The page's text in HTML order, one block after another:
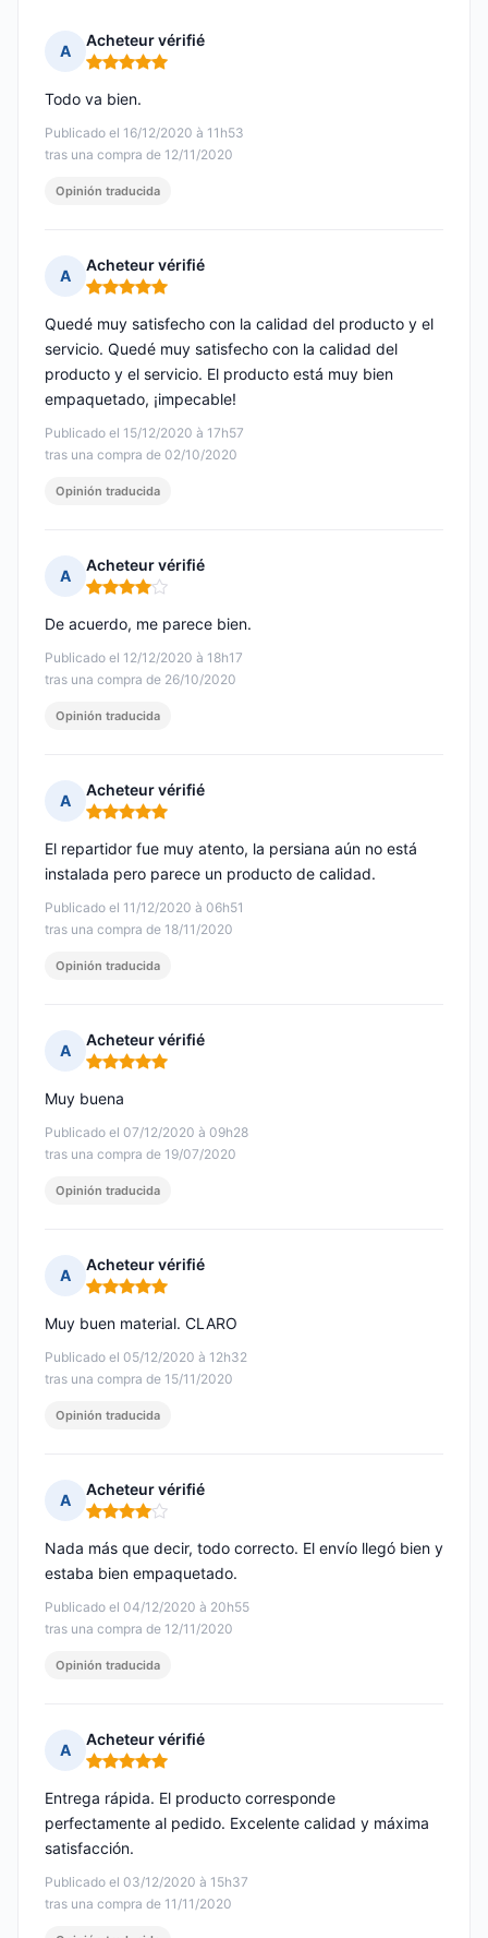
A
Acheteur vérifié
Nota: 5 de 5
Publicado el 16/12/2020 à 11h53
tras una compra de 12/11/2020
Todo va bien.
Opinión traducida
A
Acheteur vérifié
Nota: 5 de 5
Publicado el 15/12/2020 à 17h57
tras una compra de 02/10/2020
Quedé muy satisfecho con la calidad del producto y el
servicio. Quedé muy satisfecho con la calidad del
producto y el servicio. El producto está muy bien
empaquetado, ¡impecable!
Opinión traducida
A
Acheteur vérifié
Nota: 4 de 5
Publicado el 12/12/2020 à 18h17
tras una compra de 26/10/2020
De acuerdo, me parece bien.
Opinión traducida
A
Acheteur vérifié
Nota: 5 de 5
Publicado el 11/12/2020 à 06h51
tras una compra de 18/11/2020
El repartidor fue muy atento, la persiana aún no está
instalada pero parece un producto de calidad.
Opinión traducida
A
Acheteur vérifié
Nota: 5 de 5
Publicado el 07/12/2020 à 09h28
tras una compra de 19/07/2020
Muy buena
Opinión traducida
A
Acheteur vérifié
Nota: 5 de 5
Publicado el 05/12/2020 à 12h32
tras una compra de 15/11/2020
Muy buen material. CLARO
Opinión traducida
A
Acheteur vérifié
Nota: 4 de 5
Publicado el 04/12/2020 à 20h55
tras una compra de 12/11/2020
Nada más que decir, todo correcto. El envío llegó bien y
estaba bien empaquetado.
Opinión traducida
A
Acheteur vérifié
Nota: 5 de 5
Publicado el 03/12/2020 à 15h37
tras una compra de 11/11/2020
Entrega rápida. El producto corresponde
perfectamente al pedido. Excelente calidad y máxima
satisfacción.